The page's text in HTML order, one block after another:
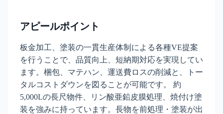
アピールポイント
板金加工、塗装の一貫生産体制による各種VE提案
を行うことで、品質向上、短納期対応を実現してい
ます。梱包、マテハン、運送費ロスの削減と、トー
タルコストダウンを図ることが可能です。 約
5,000Lの長尺物件、リン酸亜鉛皮膜処理、焼付け塗
装を強みに持っています。長物を前処理・塗装が出